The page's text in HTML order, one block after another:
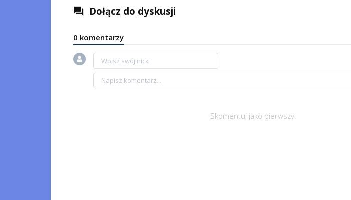
question_answer Dołącz do dyskusji
0 komentarzy
Skomentuj jako pierwszy.